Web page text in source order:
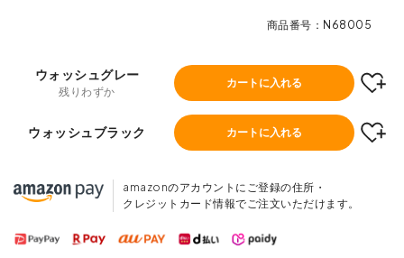
商品番号 N68005
ウォッシュグレー
残りわずか
カートに入れる
ウォッシュブラック カートに入れる
amazonのアカウントにご登録の住所・
クレジットカード情報でご注文いただけます。